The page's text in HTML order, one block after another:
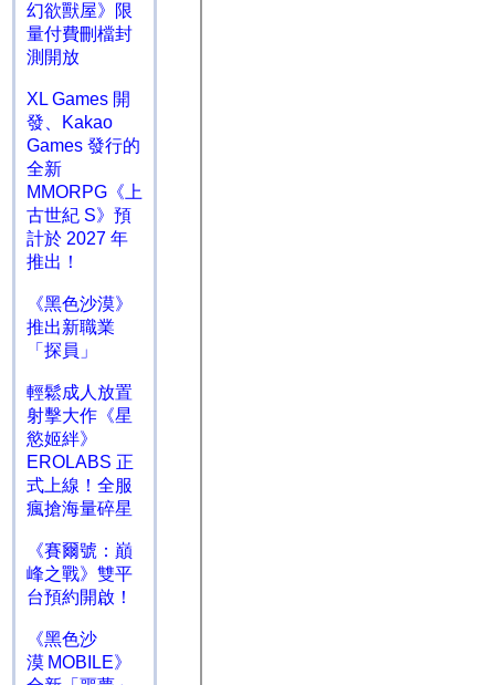
幻欲獸屋》限
量付費刪檔封
測開放
XL Games 開
發、Kakao
Games 發行的
全新
MMORPG《上
古世紀 S》預
計於 2027 年
推出！
《黑色沙漠》
推出新職業
「探員」
輕鬆成人放置
射擊大作《星
慾姬絆》
EROLABS 正
式上線！全服
瘋搶海量碎星
《賽爾號：巔
峰之戰》雙平
台預約開啟！
《黑色沙
漠 MOBILE》